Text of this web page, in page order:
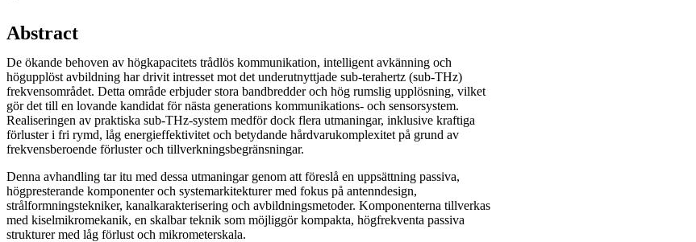
Abstract
De ökande behoven av högkapacitets trådlös kommunikation, intelligent avkänning och
högupplöst avbildning har drivit intresset mot det underutnyttjade sub-terahertz (sub-THz)
frekvensområdet. Detta område erbjuder stora bandbredder och hög rumslig upplösning, vilket
gör det till en lovande kandidat för nästa generations kommunikations- och sensorsystem.
Realiseringen av praktiska sub-THz-system medför dock flera utmaningar, inklusive kraftiga
förluster i fri rymd, låg energieffektivitet och betydande hårdvarukomplexitet på grund av
frekvensberoende förluster och tillverkningsbegränsningar.
Denna avhandling tar itu med dessa utmaningar genom att föreslå en uppsättning passiva,
högpresterande komponenter och systemarkitekturer med fokus på antenndesign,
strålformningstekniker, kanalkarakterisering och avbildningsmetoder. Komponenterna tillverkas
med kiselmikromekanik, en skalbar teknik som möjliggör kompakta, högfrekventa passiva
strukturer med låg förlust och mikrometerskala.